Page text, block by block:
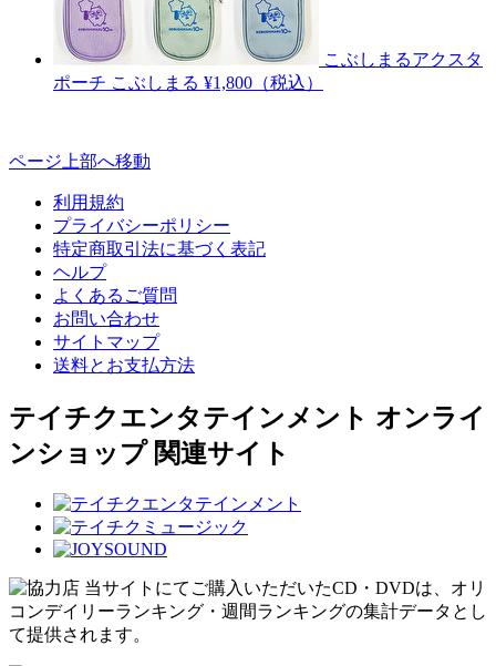
こぶしまるアクスタ
ポーチ こぶしまる ¥1,800（税込）
ページ上部へ移動
利用規約
プライバシーポリシー
特定商取引法に基づく表記
ヘルプ
よくあるご質問
お問い合わせ
サイトマップ
送料とお支払方法
テイチクエンタテインメント オンライ
ンショップ 関連サイト
当サイトにてご購入いただいたCD・DVDは、オリ
コンデイリーランキング・週間ランキングの集計データとし
て提供されます。